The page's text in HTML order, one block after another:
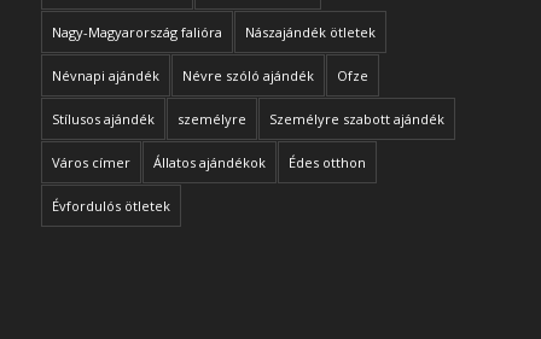
Nagy-Magyarország falióra Nászajándék ötletek
Névnapi ajándék Névre szóló ajándék Ofze
Stílusos ajándék személyre Személyre szabott ajándék
Város címer Állatos ajándékok Édes otthon
Évfordulós ötletek